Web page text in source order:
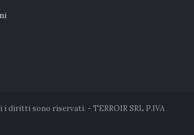
diritti sono riservati. - TERROIR SRL P.IVA